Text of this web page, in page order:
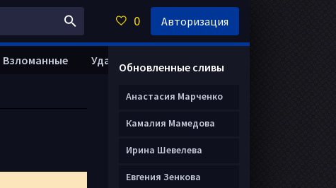
Взломанные Удалить анкету
Обновленные сливы
Анастасия Марченко
Камалия Мамедова
Ирина Шевелева
Евгения Зенкова
0 Авторизация